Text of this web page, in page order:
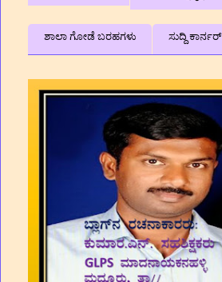
ಶಾಲಾ ಗೋಡೆ ಬರಹಗಳು ಸುದ್ದಿ ಕಾರ್ನರ್